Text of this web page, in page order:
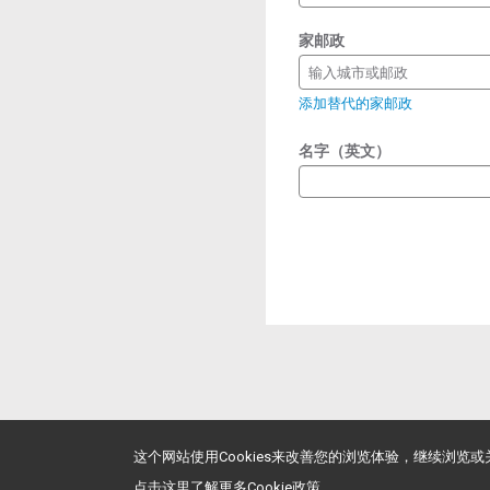
家邮政
输入城市或邮政
添加替代的家邮政
名字（英文）
这个网站使用Cookies来改善您的浏览体验，继续浏览或